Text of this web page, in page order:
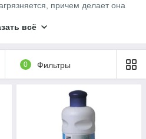
причем делает она
очистить их, дабы привести
как говорится, нет ничего
отбелить ванну в домашних
всё
0 Фильтры